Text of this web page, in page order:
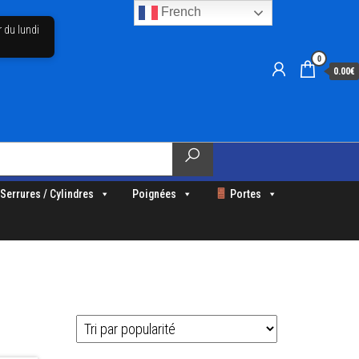
0
0.00€
du lundi
/ Cylindres Poignées Portes
French